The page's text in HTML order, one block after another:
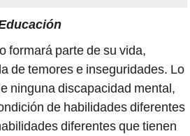
formará parte de su vida,
de temores e inseguridades. Lo
ninguna discapacidad mental,
de habilidades diferentes
diferentes que tienen